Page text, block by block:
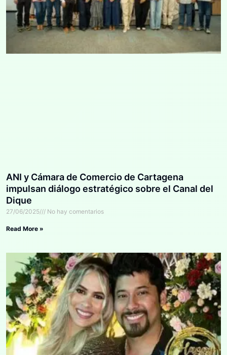
ANI y Cámara de Comercio de Cartagena
impulsan diálogo estratégico sobre el Canal del
Dique
27/06/2025 No hay comentarios
Read More »